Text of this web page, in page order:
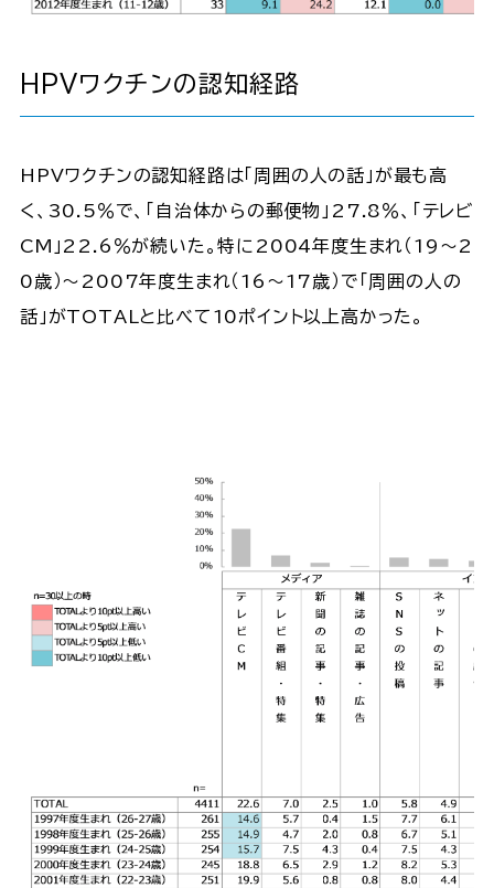
HPVワクチンの認知経路
HPVワクチンの認知経路は「周囲の人の話」が最も高
く、30.5％で、「自治体からの郵便物」27.8％、「テレビ
CM」22.6％が続いた。特に2004年度生まれ（19～2
0歳）～2007年度生まれ（16～17歳）で「周囲の人の
話」がTOTALと比べて10ポイント以上高かった。